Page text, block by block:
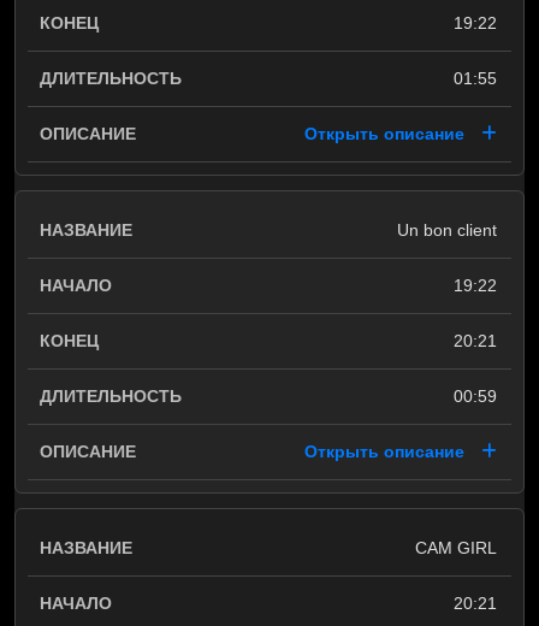
19:22
01:55
Открыть описание
Un bon client
19:22
20:21
00:59
Открыть описание
CAM GIRL
20:21